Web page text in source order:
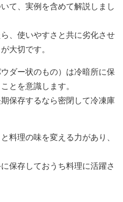
て、実例を含めて解説しまし
、使いやすさと共に劣化させ
大切です。
ダー状のもの）は冷暗所に保
とを意識します。
保存するなら密閉して冷凍庫
料理の味を変える力があり、
保存しておうち料理に活躍さ